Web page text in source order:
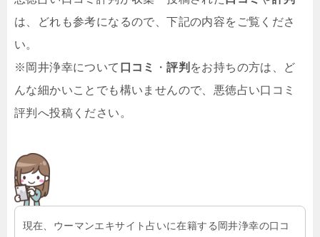
は、どれも参考になるので、下記の内容をご覧くださ
い。
※岡井浄幸について 口コミ ・評判 をお持ちの方は、ど
んな細かいことでも構いませんので、悪徳占い口コミ
評判へ投稿ください。
現在、ウーマンエキサイト占いに在籍する岡井浄幸の口コ